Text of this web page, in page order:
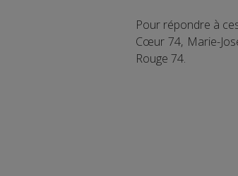
Pour répondre à
Cœur 74, Marie-
Rouge 74.